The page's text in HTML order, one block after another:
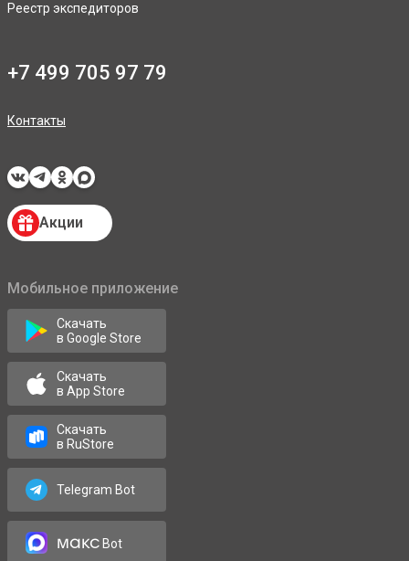
Реестр экспедиторов
+7 499 705 97 79
Контакты
Акции
Мобильное приложение
Скачать
в Google Store
Скачать
в App Store
Скачать
в RuStore
Telegram Bot
максBot